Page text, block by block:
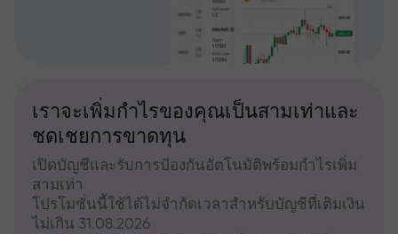
เราจะเพิ่มกำไรของคุณเป็นสามเท่าและ
ชดเชยการขาดทุน
เปิดบัญชีและรับการป้องกันอัตโนมัติพร้อมกำไรเพิ่ม
สามเท่า
โปรโมชั่นนี้ใช้ได้ไม่จำกัดเวลาสำหรับบัญชีที่เติมเงิน
ไม่เกิน 31.08.2026